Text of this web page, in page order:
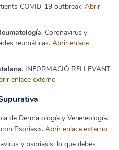
COVID-19 outbreak. Abrir
. Coronavirus y
reumáticas. Abrir enlace
. INFORMACIÓ RELLEVANT
enlace externo
de Dermatología y Venereología.
Psoriasis. Abrir enlace externo
y psoriasis: lo que debes